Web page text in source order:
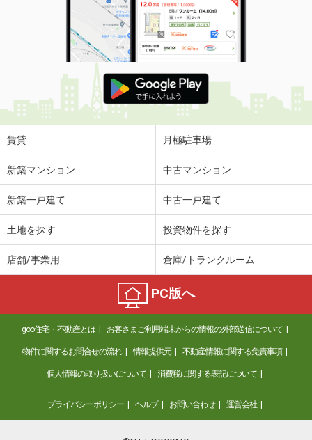
賃貸 月極駐車場
新築マンション 中古マンション
新築一戸建て 中古一戸建て
土地を探す 投資物件を探す
店舗/事業用 倉庫/トランクルーム
PC版へ
goo住宅・不動産とは お客さまご利用端末からの情報の外部送信について
物件に関するお問合せの流れ 情報提供元 不動産情報に関する免責事項
個人情報の取り扱いについて 消費税に関する表記について
プライバシーポリシー ヘルプ お問い合わせ 運営会社